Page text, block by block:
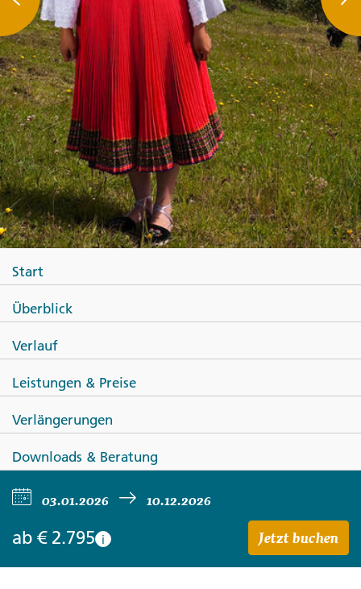
ECUADOR
Ecuador privat erleben
Start
Überblick
Verlauf
Leistungen & Preise
Verlängerungen
Downloads & Beratung
03.01.2026 10.12.2026
ab € 2.795 i Jetzt buchen